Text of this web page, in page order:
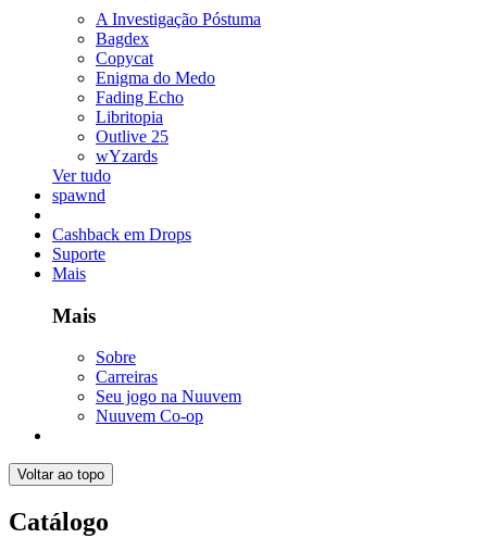
A Investigação Póstuma
Bagdex
Copycat
Enigma do Medo
Fading Echo
Libritopia
Outlive 25
wYzards
Ver tudo
spawnd
Cashback em Drops
Suporte
Mais
Mais
Sobre
Carreiras
Seu jogo na Nuuvem
Nuuvem Co-op
Voltar ao topo
Catálogo